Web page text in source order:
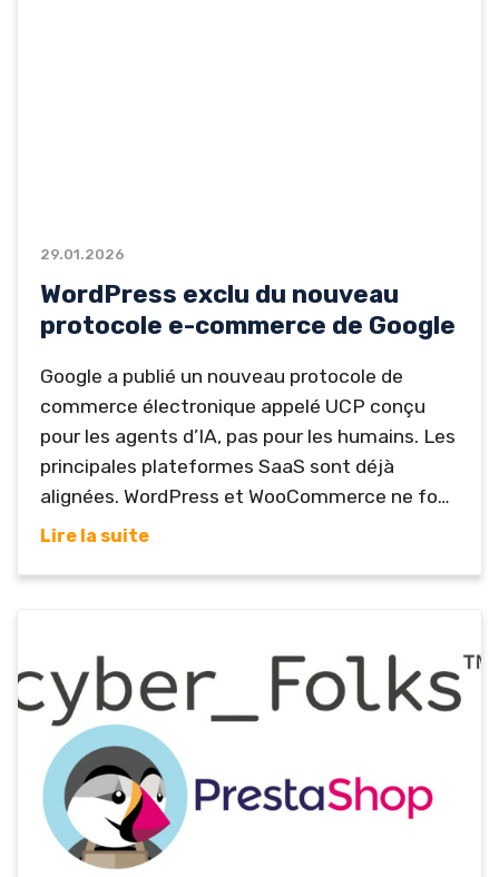
29.01.2026
WordPress exclu du nouveau
protocole e-commerce de Google
Google a publié un nouveau protocole de
commerce électronique appelé UCP conçu
pour les agents d’IA, pas pour les humains. Les
principales plateformes SaaS sont déjà
alignées. WordPress et WooCommerce ne font
pas encore partie du processus. Ce retard de
commerce de Google inquiète les utilisateurs,
problème derrière ce retard ne semble pas...
Lire la suite